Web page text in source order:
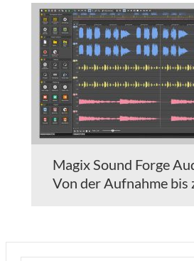
Magix Sound Forge
Von der Aufnahme bis